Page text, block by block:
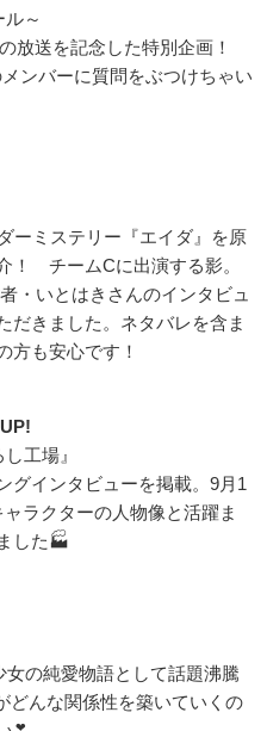
～
放送を記念した特別企画！
ンバーに質問をぶつけちゃい
ーミステリー『エイダ』を原
！ チームCに出演する影。
・いとはきさんのインタビュ
だきました。ネタバレを含ま
方も安心です！
工場』
グインタビューを掲載。9月1
ラクターの人物像と活躍ま
した🏭
の純愛物語として話題沸騰
んな関係性を築いていくの